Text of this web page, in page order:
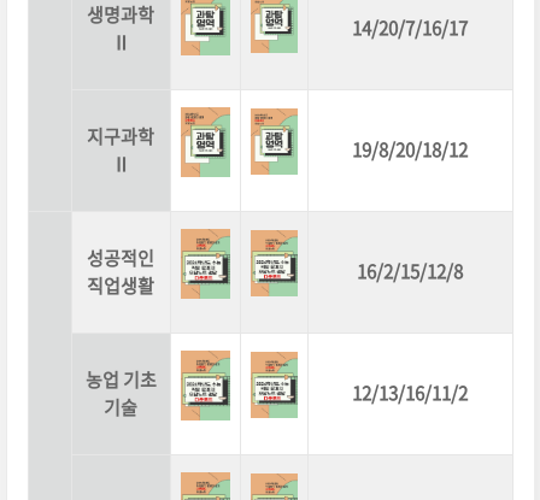
생명과학
Ⅱ
14/20/7/16/17
지구과학
Ⅱ
19/8/20/18/12
성공적인
직업생활
16/2/15/12/8
농업 기초
기술
12/13/16/11/2